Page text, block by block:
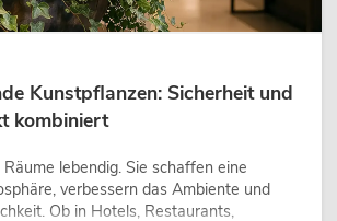
Kunstpflanzen: Sicherheit und
kombiniert
lebendig. Sie schaffen eine
verbessern das Ambiente und
Ob in Hotels, Restaurants,